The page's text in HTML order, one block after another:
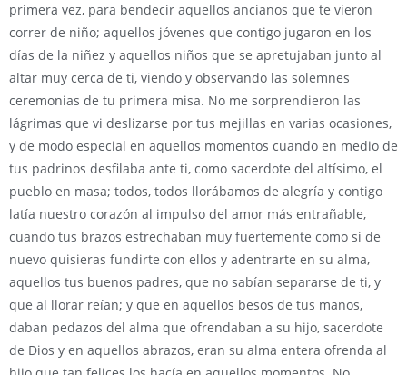
primera vez, para bendecir aquellos ancianos que te vieron
correr de niño; aquellos jóvenes que contigo jugaron en los
días de la niñez y aquellos niños que se apretujaban junto al
altar muy cerca de ti, viendo y observando las solemnes
ceremonias de tu primera misa. No me sorprendieron las
lágrimas que vi deslizarse por tus mejillas en varias ocasiones,
y de modo especial en aquellos momentos cuando en medio de
tus padrinos desfilaba ante ti, como sacerdote del altísimo, el
pueblo en masa; todos, todos llorábamos de alegría y contigo
latía nuestro corazón al impulso del amor más entrañable,
cuando tus brazos estrechaban muy fuertemente como si de
nuevo quisieras fundirte con ellos y adentrarte en su alma,
aquellos tus buenos padres, que no sabían separarse de ti, y
que al llorar reían; y que en aquellos besos de tus manos,
daban pedazos del alma que ofrendaban a su hijo, sacerdote
de Dios y en aquellos abrazos, eran su alma entera ofrenda al